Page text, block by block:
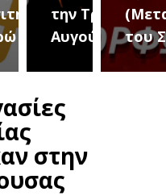
2
την Τρίτη 18
Αυγούστουτου
στην